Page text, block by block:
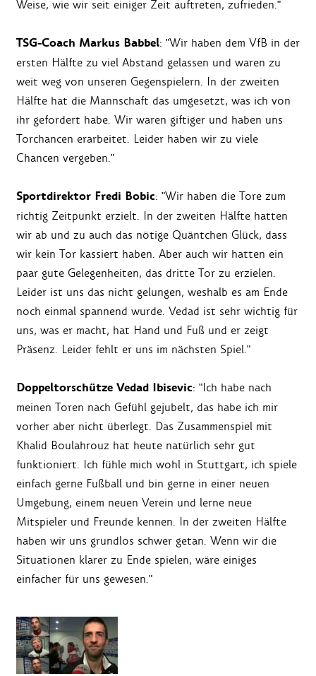
Weise, wie wir seit einiger Zeit auftreten, zufrieden."
TSG-Coach Markus Babbel: "Wir haben dem VfB in der
ersten Hälfte zu viel Abstand gelassen und waren zu
weit weg von unseren Gegenspielern. In der zweiten
Hälfte hat die Mannschaft das umgesetzt, was ich von
ihr gefordert habe. Wir waren giftiger und haben uns
Torchancen erarbeitet. Leider haben wir zu viele
Chancen vergeben."
Sportdirektor Fredi Bobic: "Wir haben die Tore zum
richtig Zeitpunkt erzielt. In der zweiten Hälfte hatten
wir ab und zu auch das nötige Quäntchen Glück, dass
wir kein Tor kassiert haben. Aber auch wir hatten ein
paar gute Gelegenheiten, das dritte Tor zu erzielen.
Leider ist uns das nicht gelungen, weshalb es am Ende
noch einmal spannend wurde. Vedad ist sehr wichtig für
uns, was er macht, hat Hand und Fuß und er zeigt
Präsenz. Leider fehlt er uns im nächsten Spiel."
Doppeltorschütze Vedad Ibisevic: "Ich habe nach
meinen Toren nach Gefühl gejubelt, das habe ich mir
vorher aber nicht überlegt. Das Zusammenspiel mit
Khalid Boulahrouz hat heute natürlich sehr gut
funktioniert. Ich fühle mich wohl in Stuttgart, ich spiele
einfach gerne Fußball und bin gerne in einer neuen
Umgebung, einem neuen Verein und lerne neue
Mitspieler und Freunde kennen. In der zweiten Hälfte
haben wir uns grundlos schwer getan. Wenn wir die
Situationen klarer zu Ende spielen, wäre einiges
einfacher für uns gewesen."